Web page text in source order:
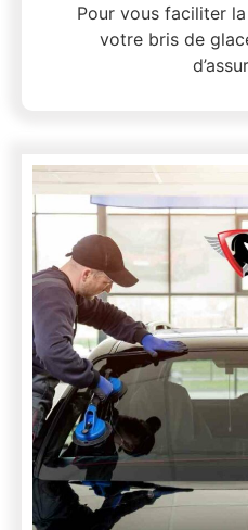
Pour vous faciliter
votre bris de